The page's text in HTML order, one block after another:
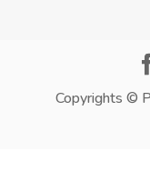
Copyrights ©